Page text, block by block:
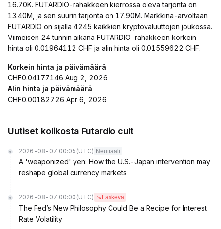
16.70K. FUTARDIO-rahakkeen kierrossa oleva tarjonta on
13.40M, ja sen suurin tarjonta on 17.90M. Markkina-arvoltaan
FUTARDIO on sijalla 4245 kaikkien kryptovaluuttojen joukossa.
Viimeisen 24 tunnin aikana FUTARDIO-rahakkeen korkein
hinta oli 0.01964112 CHF ja alin hinta oli 0.01559622 CHF.
Korkein hinta ja päivämäärä
CHF0.04177146 Aug 2, 2026
Alin hinta ja päivämäärä
CHF0.00182726 Apr 6, 2026
Uutiset kolikosta Futardio cult
2026-08-07 00:05 (UTC) Neutraali
A 'weaponized' yen: How the U.S.-Japan intervention may
reshape global currency markets
2026-08-07 00:00 (UTC) Laskeva
The Fed’s New Philosophy Could Be a Recipe for Interest
Rate Volatility